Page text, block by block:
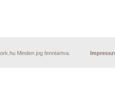
Minden jog fenntartva.